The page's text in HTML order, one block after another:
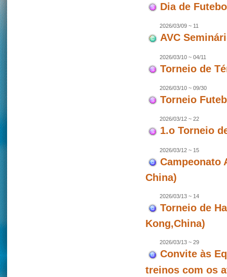
Dia de
2026/03/09 ~ 11
AVC
2026/03/10 ~ 04/11
Torneio de
2026/03/10 ~ 09/30
Torneio
2026/03/12 ~ 22
1.o Torneio
2026/03/12 ~ 15
Campeonato
China)
2026/03/13 ~ 14
Torneio de
Kong,China)
2026/03/13 ~ 29
Convite às
treinos com os